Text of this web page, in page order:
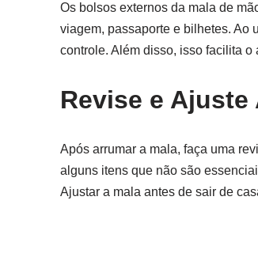
Os bolsos externos da mala de
viagem, passaporte e bilhetes. Ao
controle. Além disso, isso facilita
Revise e Ajuste
Após arrumar a mala, faça uma
alguns itens que não são
Ajustar a mala antes de sair de